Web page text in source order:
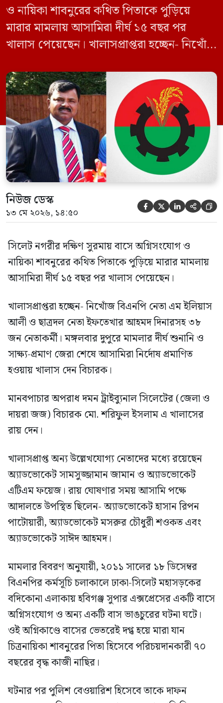
ও নায়িকা শাবনুরের কথিত পিতাকে পুড়িয়ে
মারার মামলায় আসামিরা দীর্ঘ ১৫ বছর পর
খালাস পেয়েছেন। খালাসপ্রাপ্তরা হচ্ছেন- নিখোঁজ
ইফতেখার আহমদ দিনারসহ ৩৮ জন নেতাকর্মী।
মঙ্গলবার দুপুরে মামলার দীর্ঘ শুনানি ও সাক্ষ্য-
প্রমাণ জেরা শেষে আসামিরা নির্দোষ প্রমাণিত
হওয়ায় খালাস দেন বিচারক। মানবপাচার […]
নিউজ ডেস্ক
১৩ মে ২০২৬, ১৪:৫০     
সিলেট নগরীর দক্ষিণ সুরমায় বাসে অগ্নিসংযোগ ও
নায়িকা শাবনুরের কথিত পিতাকে পুড়িয়ে মারার মামলায়
আসামিরা দীর্ঘ ১৫ বছর পর খালাস পেয়েছেন।
খালাসপ্রাপ্তরা হচ্ছেন- নিখোঁজ বিএনপি নেতা এম ইলিয়াস
আলী ও ছাত্রদল নেতা ইফতেখার আহমদ দিনারসহ ৩৮
জন নেতাকর্মী। মঙ্গলবার দুপুরে মামলার দীর্ঘ শুনানি ও
সাক্ষ্য-প্রমাণ জেরা শেষে আসামিরা নির্দোষ প্রমাণিত
হওয়ায় খালাস দেন বিচারক।
মানবপাচার অপরাধ দমন ট্রাইব্যুনাল সিলেটের (জেলা ও
দায়রা জজ) বিচারক মো. শরিফুল ইসলাম এ খালাসের
রায় দেন।
খালাসপ্রাপ্ত অন্য উল্লেখযোগ্য নেতাদের মধ্যে রয়েছেন
অ্যাডভোকেট সামসুজ্জামান জামান ও অ্যাডভোকেট
এটিএম ফয়েজ। রায় ঘোষণার সময় আসামি পক্ষে
আদালতে উপস্থিত ছিলেন- অ্যাডভোকেট হাসান রিপন
পাটোয়ারী, অ্যাডভোকেট মসরুর চৌধুরী শওকত এবং
অ্যাডভোকেট সাঈদ আহমদ।
মামলার বিবরণ অনুযায়ী, ২০১১ সালের ১৮ ডিসেম্বর
বিএনপির কর্মসূচি চলাকালে ঢাকা-সিলেট মহাসড়কের
বদিকোনা এলাকায় হবিগঞ্জ সুপার এক্সপ্রেসের একটি বাসে
অগ্নিসংযোগ ও অন্য একটি বাস ভাঙচুরের ঘটনা ঘটে।
ওই অগ্নিকাণ্ডে বাসের ভেতরেই দগ্ধ হয়ে মারা যান
চিত্রনায়িকা শাবনুরের পিতা হিসেবে পরিচয়দানকারী ৭০
বছরের বৃদ্ধ কাজী নাছির।
ঘটনার পর পুলিশ বেওয়ারিশ হিসেবে তাকে দাফন